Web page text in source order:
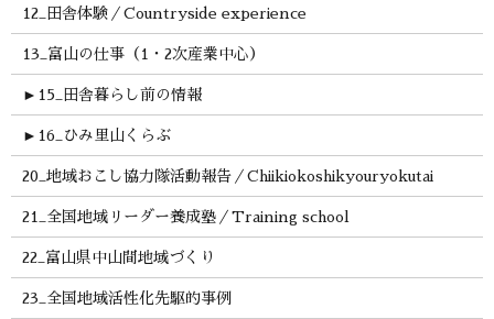
12_田舎体験／Countryside experience
13_富山の仕事（1・2次産業中心）
► 15_田舎暮らし前の情報
► 16_ひみ里山くらぶ
20_地域おこし協力隊活動報告／Chiikiokoshikyouryokutai
21_全国地域リーダー養成塾／Training school
22_富山県中山間地域づくり
23_全国地域活性化先駆的事例